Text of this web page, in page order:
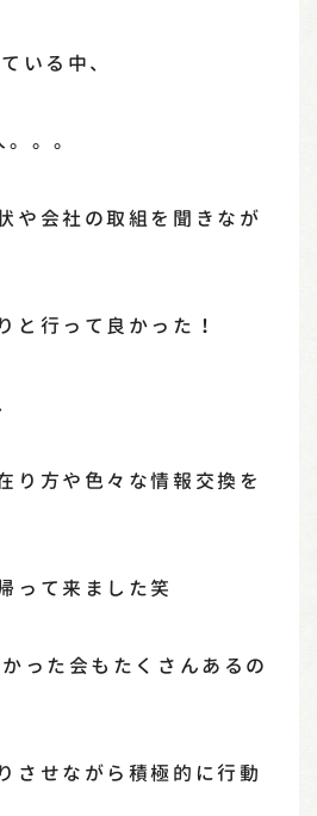
いる中、
。。
や会社の取組を聞きなが
と行って良かった！
り方や色々な情報交換を
って来ました笑
った会もたくさんあるの
させながら積極的に行動